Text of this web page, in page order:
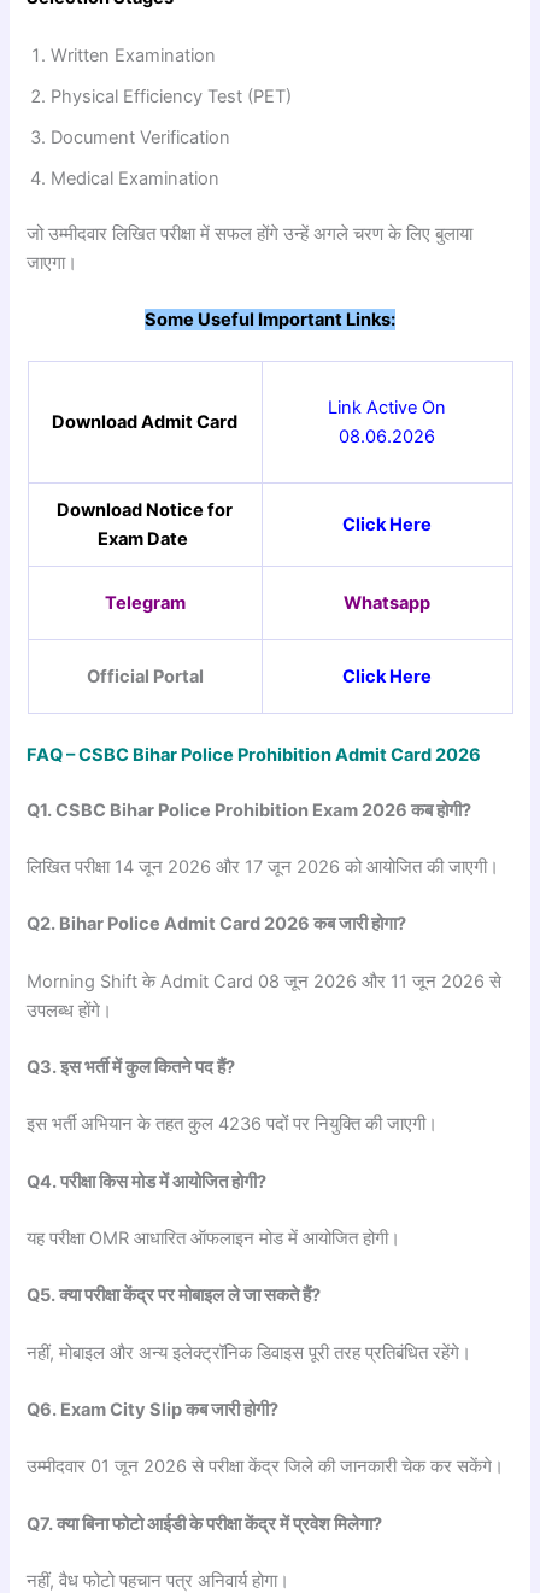
Written Examination
Physical Efficiency Test (PET)
Document Verification
Medical Examination
जो उम्मीदवार लिखित परीक्षा में सफल होंगे उन्हें अगले चरण के लिए बुलाया
जाएगा।
Some Useful Important Links:
Download Admit Card
Link Active On
08.06.2026
Download Notice for
Exam Date
Click Here
Telegram Whatsapp
Official Portal Click Here
FAQ – CSBC Bihar Police Prohibition Admit Card 2026
Q1. CSBC Bihar Police Prohibition Exam 2026कबहोगी?
लिखित परीक्षा 14 जून 2026 और 17 जून 2026 को आयोजित की जाएगी।
Q2. Bihar Police Admit Card 2026कबजारीहोगा?
Morning Shift के Admit Card 08 जून 2026 और 11 जून 2026 से
उपलब्ध होंगे।
Q3.इसभर्तीमेंकुलकितनेपदहैं?
इस भर्ती अभियान के तहत कुल 4236 पदों पर नियुक्ति की जाएगी।
Q4.परीक्षाकिसमोडमेंआयोजितहोगी?
यह परीक्षा OMR आधारित ऑफलाइन मोड में आयोजित होगी।
Q5.क्यापरीक्षाकेंद्रपरमोबाइललेजासकतेहैं?
नहीं, मोबाइल और अन्य इलेक्ट्रॉनिक डिवाइस पूरी तरह प्रतिबंधित रहेंगे।
Q6. Exam City Slipकबजारीहोगी?
उम्मीदवार 01 जून 2026 से परीक्षा केंद्र जिले की जानकारी चेक कर सकेंगे।
Q7.क्याबिनाफोटोआईडीकेपरीक्षाकेंद्रमेंप्रवेशमिलेगा?
नहीं, वैध फोटो पहचान पत्र अनिवार्य होगा।